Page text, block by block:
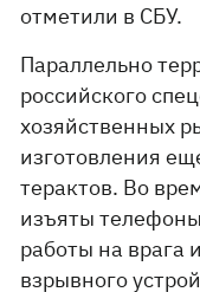
отметили в СБУ.
Параллельно
российского
хозяйственных
изготовления
терактов. Во
изъяты
работы на врага
взрывного